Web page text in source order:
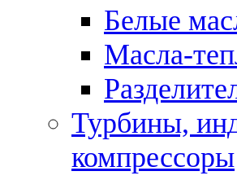
Белые
Масла-
Турбины,
компрессоры